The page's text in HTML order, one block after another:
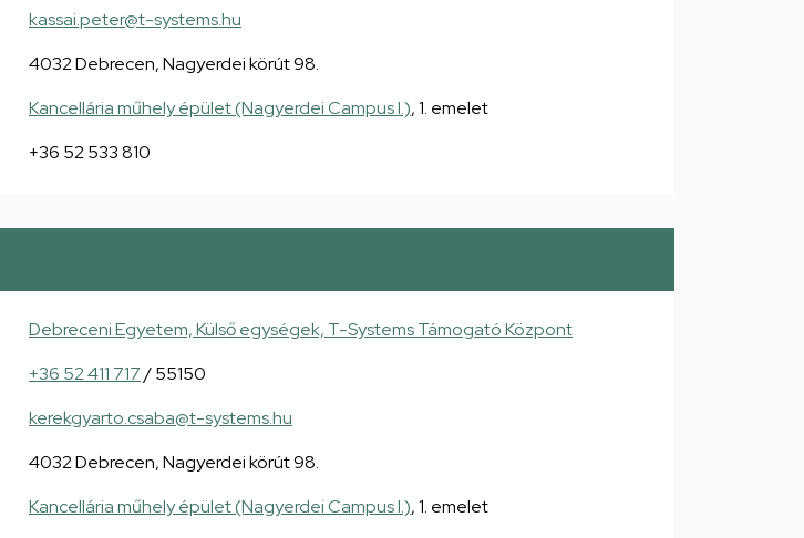
kassai.peter@t-systems.hu
4032 Debrecen, Nagyerdei körút 98.
Kancellária műhely épület (Nagyerdei Campus I.), 1. emelet
+36 52 533 810
Debreceni Egyetem, Külső egységek, T-Systems Támogató Központ
+36 52 411 717/ 55150
kerekgyarto.csaba@t-systems.hu
4032 Debrecen, Nagyerdei körút 98.
Kancellária műhely épület (Nagyerdei Campus I.), 1. emelet